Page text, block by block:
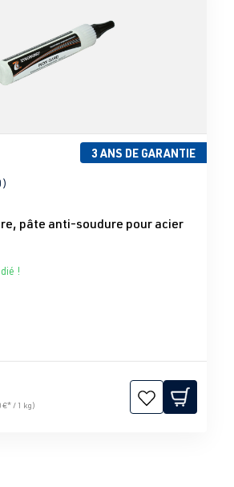
3 ANS DE GARANTIE
0 sur 5 étoiles
pâte anti-soudure pour acier
!
€* / 1 kg)